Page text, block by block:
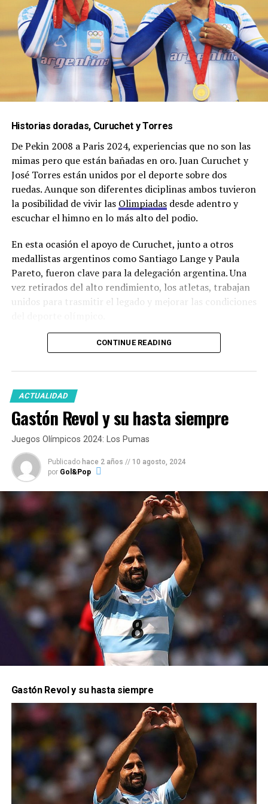
Historias doradas, Curuchet y Torres
De Pekin 2008 a Paris 2024, experiencias que no son las
mimas pero que están bañadas en oro. Juan Curuchet y
José Torres están unidos por el deporte sobre dos
ruedas. Aunque son diferentes diciplinas ambos tuvieron
la posibilidad de vivir las Olimpiadasdesde adentro y
escuchar el himno en lo más alto del podio.
En esta ocasión el apoyo de Curuchet, junto a otros
medallistas argentinos como Santiago Lange y Paula
Pareto, fueron clave para la delegación argentina. Una
vez retirados del alto rendimiento, los atletas, trabajan
unidos para trasmitir el legado y mejorar las condiciones
“El – José Torres –
me dijo medalla o
yeso”
¿Como viviste los Juegos Olímpicos desde
adentro?
En particular en este juego, comparado con los
otros que estuviste, como lo viste?
CONTINUE READING
ACTUALIDAD
Gastón Revol y su hasta siempre
Juegos Olímpicos 2024: Los Pumas
Publicado hace 2 años // 10 agosto, 2024
por Gol&Pop
Gastón Revol y su hasta siempre